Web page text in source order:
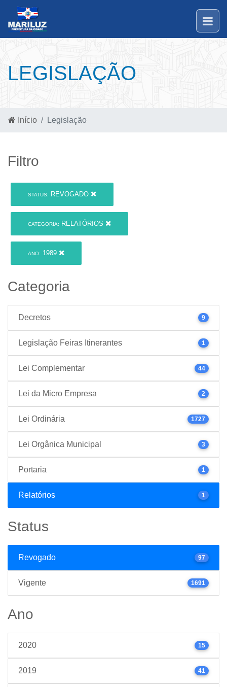
LEGISLAÇÃO
Início Legislação
Filtro
STATUS: REVOGADO
CATEGORIA: RELATÓRIOS
ANO: 1989
Categoria
Decretos 9
Legislação Feiras Itinerantes 1
Lei Complementar 44
Lei da Micro Empresa 2
Lei Ordinária 1727
Lei Orgânica Municipal 3
Portaria 1
Relatórios 1
Status
Revogado 97
Vigente 1691
Ano
2020 15
2019 41